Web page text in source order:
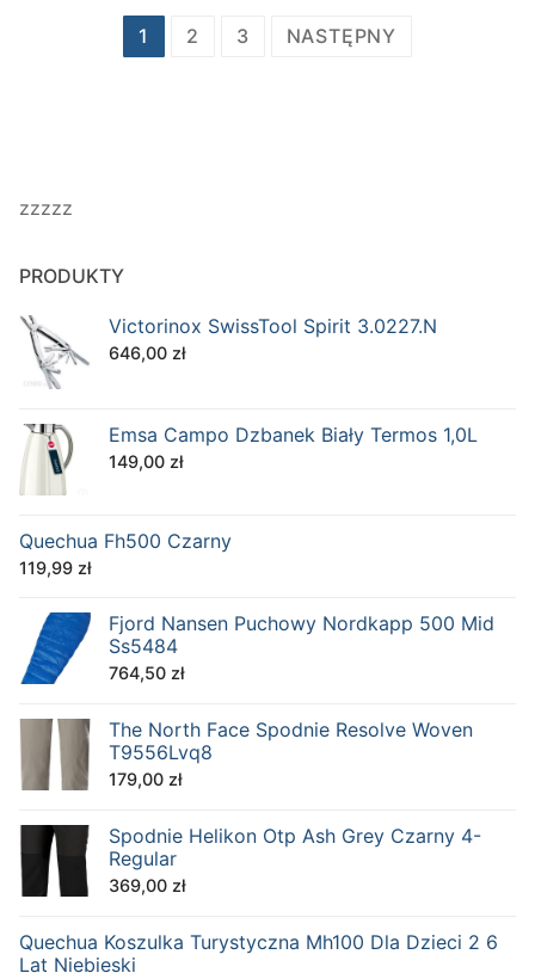
Stronicowanie
1 2 3 NASTĘPNY
zzzzz
PRODUKTY
Victorinox SwissTool Spirit 3.0227.N
646,00 zł
Emsa Campo Dzbanek Biały Termos 1,0L
149,00 zł
Quechua Fh500 Czarny
119,99 zł
Fjord Nansen Puchowy Nordkapp 500 Mid
Ss5484
764,50 zł
The North Face Spodnie Resolve Woven
T9556Lvq8
179,00 zł
Spodnie Helikon Otp Ash Grey Czarny 4-
Regular
369,00 zł
Quechua Koszulka Turystyczna Mh100 Dla Dzieci 2 6
Lat Niebieski